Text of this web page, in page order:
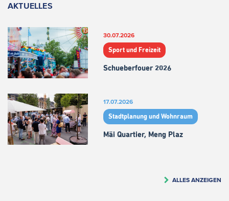
AKTUELLES
30.07.2026
Sport und Freizeit
Schueberfouer 2026
17.07.2026
Stadtplanung und Wohnraum
Mäi Quartier, Meng Plaz
ALLES ANZEIGEN